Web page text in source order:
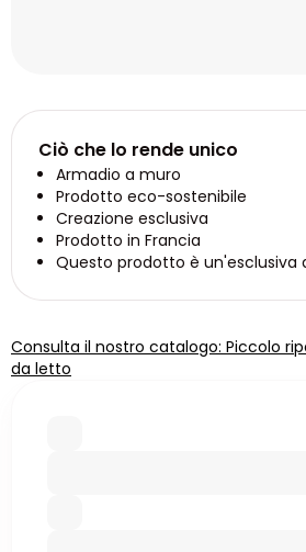
Ciò che lo rende unico
Armadio a muro
Prodotto eco-sostenibile
Creazione esclusiva
Prodotto in Francia
Questo prodotto è un'esclusiva
Consulta il nostro catalogo: Piccolo
da letto